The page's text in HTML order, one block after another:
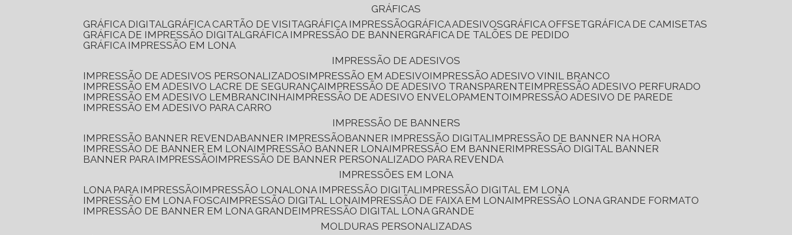
GRÁFICAS
GRÁFICA DIGITAL
GRÁFICA CARTÃO DE VISITA GRÁFICA IMPRESSÃO GRÁFICA ADESIVOS GRÁFICA OFFSET
GRÁFICA DE CAMISETAS
GRÁFICA DE IMPRESSÃO DIGITAL
GRÁFICA IMPRESSÃO DE BANNER
GRÁFICA DE TALÕES DE PEDIDO
GRÁFICA IMPRESSÃO EM LONA
IMPRESSÃO DE ADESIVOS
IMPRESSÃO DE ADESIVOS PERSONALIZADOS IMPRESSÃO EM ADESIVO IMPRESSÃO ADESIVO VINIL BRANCO
IMPRESSÃO EM ADESIVO LACRE DE SEGURANÇA IMPRESSÃO DE ADESIVO TRANSPARENTE IMPRESSÃO ADESIVO PERFURADO
IMPRESSÃO EM ADESIVO LEMBRANCINHA IMPRESSÃO DE ADESIVO ENVELOPAMENTO IMPRESSÃO ADESIVO DE PAREDE
IMPRESSÃO EM ADESIVO PARA CARRO
IMPRESSÃO DE BANNERS
IMPRESSÃO BANNER REVENDA
BANNER IMPRESSÃO BANNER IMPRESSÃO DIGITAL IMPRESSÃO DE BANNER NA HORA
IMPRESSÃO DE BANNER EM LONA IMPRESSÃO BANNER LONA IMPRESSÃO EM BANNER IMPRESSÃO DIGITAL BANNER
BANNER PARA IMPRESSÃO IMPRESSÃO DE BANNER PERSONALIZADO PARA REVENDA
IMPRESSÕES EM LONA
LONA PARA IMPRESSÃO IMPRESSÃO LONA LONA IMPRESSÃO DIGITAL IMPRESSÃO DIGITAL EM LONA
IMPRESSÃO EM LONA FOSCA IMPRESSÃO DIGITAL LONA IMPRESSÃO DE FAIXA EM LONA IMPRESSÃO LONA GRANDE FORMATO
IMPRESSÃO DE BANNER EM LONA GRANDE IMPRESSÃO DIGITAL LONA GRANDE
MOLDURAS PERSONALIZADAS